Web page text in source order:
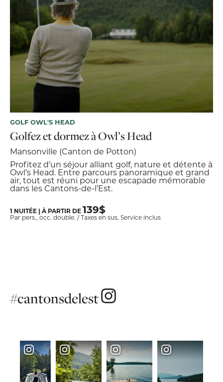
GOLF OWL'S HEAD
Golfez et dormez à Owl’s Head
Mansonville (Canton de Potton)
Profitez d’un séjour alliant golf, nature et détente à
Owl’s Head. Entre parcours panoramique et grand
air, tout est réuni pour une escapade mémorable
dans les Cantons-de-l’Est.
1 NUITÉE | À PARTIR DE139$
Par pers., occ. double. / Taxes en sus, Service inclus
#cantonsdelest